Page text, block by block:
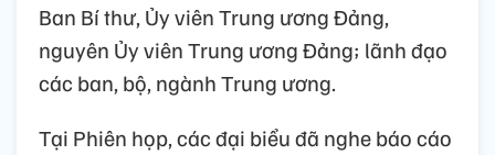
Ban Bí thư, Ủy viên Trung ương Đảng,
nguyên Ủy viên Trung ương Đảng; lãnh đạo
các ban, bộ, ngành Trung ương.
Tại Phiên họp, các đại biểu đã nghe báo cáo